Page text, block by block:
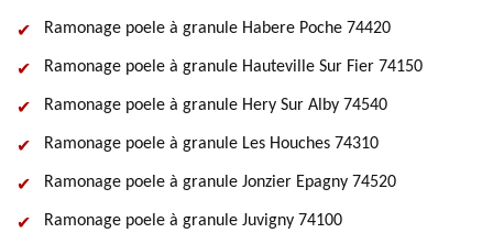
Ramonage poele à granule Habere Poche 74420
Ramonage poele à granule Hauteville Sur Fier 74150
Ramonage poele à granule Hery Sur Alby 74540
Ramonage poele à granule Les Houches 74310
Ramonage poele à granule Jonzier Epagny 74520
Ramonage poele à granule Juvigny 74100